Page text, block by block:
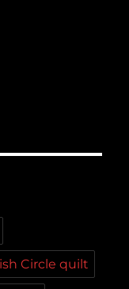
Circle quilt